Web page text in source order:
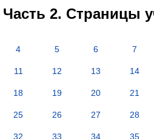
Часть 2. Страницы
4 5 6 7
11 12 13 14
18 19 20 21
25 26 27 28
32 33 34 35